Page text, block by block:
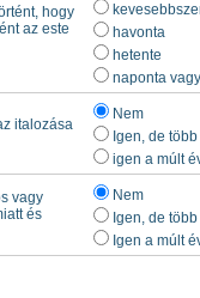
hogy
az este
havonta
hetente
naponta
italozása
Nem
Igen, de
igen a múlt
vagy
és
Nem
Igen, de
Igen a múlt